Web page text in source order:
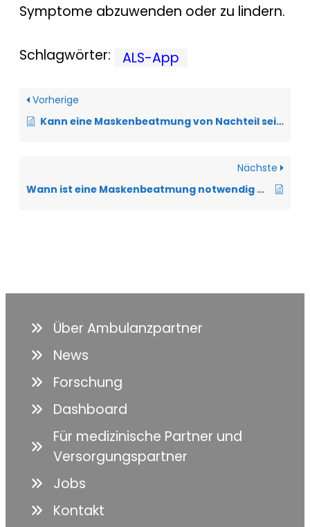
Symptome abzuwenden oder zu lindern.
Schlagwörter: ALS-App
Vorherige
Kann eine Maskenbeatmung von Nachteil sein?
Nächste
Wann ist eine Maskenbeatmung notwendig und sinnvoll?
Über Ambulanzpartner
News
Forschung
Dashboard
Für medizinische Partner und
Versorgungspartner
Jobs
Kontakt